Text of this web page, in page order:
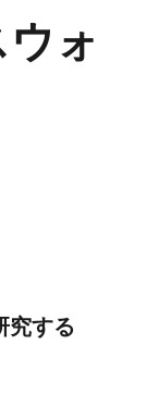
ォ
究する